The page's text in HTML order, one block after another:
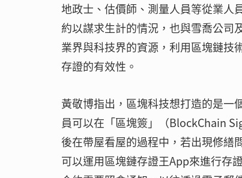
地政士、估價師、測量人員等從業人
約以謀求生計的情況，也與雪喬公司
業界與科技界的資源，利用區塊鏈
存證的有效性。
黃敬博指出，區塊科技想打造的是一
員可以在「區塊簽」（BlockChain
後在帶屋看屋的過程中，若出現修繕
可以運用區塊鏈存證王App來進行存